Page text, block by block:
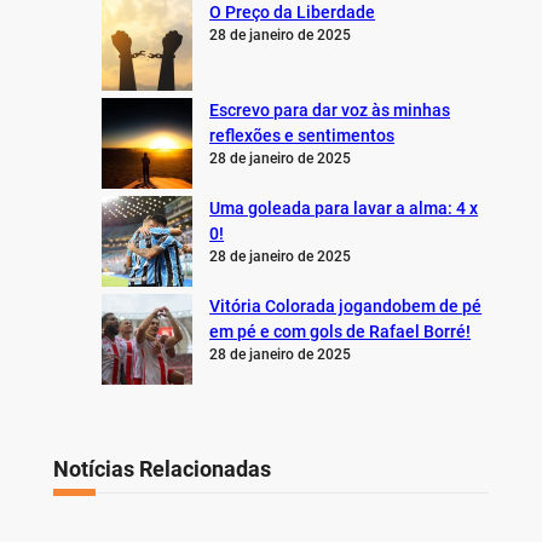
O Preço da Liberdade
28 de janeiro de 2025
Escrevo para dar voz às minhas
reflexões e sentimentos
28 de janeiro de 2025
Uma goleada para lavar a alma: 4 x
0!
28 de janeiro de 2025
Vitória Colorada jogandobem de pé
em pé e com gols de Rafael Borré!
28 de janeiro de 2025
Notícias Relacionadas